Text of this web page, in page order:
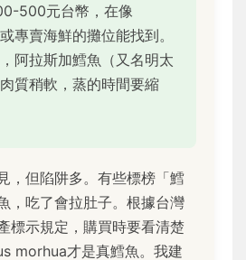
500元台幣，在像
專賣海鮮的攤位能找到。
阿拉斯加鱈魚（又名明太
質稍軟，蒸的時間要縮
，但陷阱多。有些標榜「鱈
，吃了會拉肚子。根據台灣
標示規定，購買時要看清楚
morhua才是真鱈魚。我建